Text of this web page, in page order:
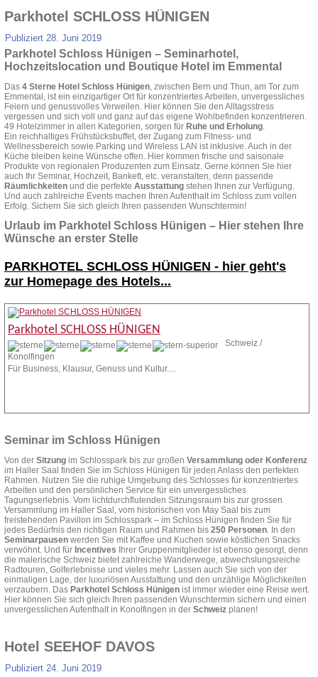
Parkhotel SCHLOSS HÜNIGEN
Publiziert 28. Juni 2019
Parkhotel Schloss Hünigen – Seminarhotel,
Hochzeitslocation und Boutique Hotel im Emmental
Das 4 Sterne Hotel Schloss Hünigen, zwischen Bern und Thun, am Tor zum
Emmental, ist ein einzigartiger Ort für konzentriertes Arbeiten, unvergessliches
Feiern und genussvolles Verweilen. Hier können Sie den Alltagsstress
vergessen und sich voll und ganz auf das eigene Wohlbefinden konzentrieren.
49 Hotelzimmer in allen Kategorien, sorgen für Ruhe und Erholung.
Ein reichhaltiges Frühstücksbuffet, der Zugang zum Fitness- und
Wellnessbereich sowie Parking und Wireless LAN ist inklusive. Auch in der
Küche bleiben keine Wünsche offen. Hier kommen frische und saisonale
Produkte von regionalen Produzenten zum Einsatz. Gerne können Sie hier
auch Ihr Seminar, Hochzeit, Bankett, etc. veranstalten, denn passende
Räumlichkeiten und die perfekte Ausstattung stehen Ihnen zur Verfügung.
Und auch zahlreiche Events machen Ihren Aufenthalt im Schloss zum vollen
Erfolg. Sichern Sie sich gleich Ihren passenden Wunschtermin!
Urlaub im Parkhotel Schloss Hünigen – Hier stehen Ihre
Wünsche an erster Stelle
PARKHOTEL SCHLOSS HÜNIGEN - hier geht's
zur Homepage des Hotels...
Parkhotel SCHLOSS HÜNIGEN
Schweiz /
Konolfingen
Für Business, Klausur, Genuss und Kultur....
Seminar im Schloss Hünigen
Von der Sitzung im Schlosspark bis zur großen Versammlung oder Konferenz
im Haller Saal finden Sie im Schloss Hünigen für jeden Anlass den perfekten
Rahmen. Nutzen Sie die ruhige Umgebung des Schlosses für konzentriertes
Arbeiten und den persönlichen Service für ein unvergessliches
Tagungserlebnis. Vom lichtdurchflutenden Sitzungsraum bis zur grossen
Versammlung im Haller Saal, vom historischen von May Saal bis zum
freistehenden Pavillon im Schlosspark – im Schloss Hünigen finden Sie für
jedes Bedürfnis den richtigen Raum und Rahmen bis 250 Personen. In den
Seminarpausen werden Sie mit Kaffee und Kuchen sowie köstlichen Snacks
verwöhnt. Und für Incentives Ihrer Gruppenmitglieder ist ebenso gesorgt, denn
die malerische Schweiz bietet zahlreiche Wanderwege, abwechslungsreiche
Radtouren, Golferlebnisse und vieles mehr. Lassen auch Sie sich von der
einmaligen Lage, der luxuriösen Ausstattung und den unzählige Möglichkeiten
verzaubern. Das Parkhotel Schloss Hünigen ist immer wieder eine Reise wert.
Hier können Sie sich gleich Ihren passenden Wunschtermin sichern und einen
unvergesslichen Aufenthalt in Konolfingen in der Schweiz planen!
Hotel SEEHOF DAVOS
Publiziert 24. Juni 2019